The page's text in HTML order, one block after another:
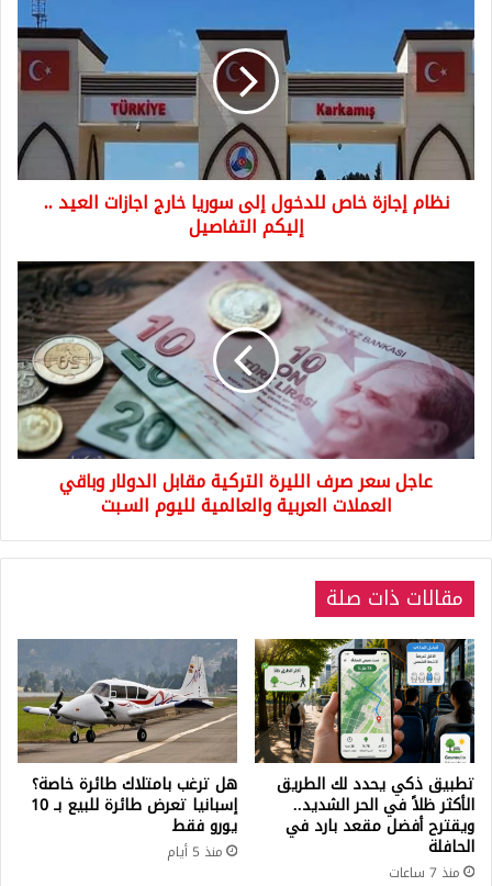
إجازة
خاص
للدخول
إلى
سوريا
خارج
اجازات
العيد
نظام إجازة خاص للدخول إلى سوريا خارج اجازات العيد ..
إليكم التفاصيل
الليرة
التركية
مقابل
الدولار
وباقي
العملات
السبت
عاجل سعر صرف الليرة التركية مقابل الدولار وباقي
العملات العربية والعالمية لليوم السبت
مقالات ذات صلة
تطبيق ذكي يحدد لك الطريق
الأكثر ظلاً في الحر الشديد..
ويقترح أفضل مقعد بارد في
الحافلة
منذ 7 ساعات
هل ترغب بامتلاك طائرة خاصة؟
إسبانيا تعرض طائرة للبيع بـ 10
يورو فقط
منذ 5 أيام